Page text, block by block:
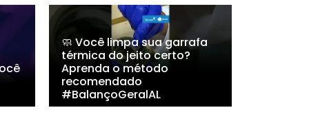
🧼 Você limpa sua garrafa
térmica do jeito certo?
Aprenda o método
recomendado
#BalançoGeralAL